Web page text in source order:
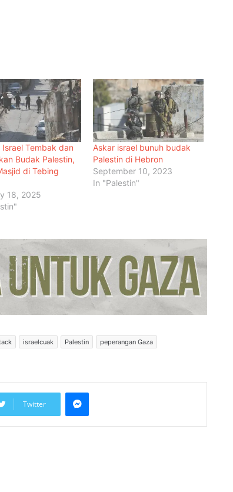
Israel Tembak dan
Budak Palestin,
di Tebing
18, 2025
Askar israel bunuh budak
Palestin di Hebron
September 10, 2023
In "Palestin"
israelcuak Palestin
peperangan Gaza
Twitter
Menteri Arab dan Islam Bersetuju
Wujud Mekanisme Tetap
Dokumentasi Pelanggaran Israel di
Baitulmaqdis Timur
Hampir 20 Negara Islam
Pertimbang Tindakan Kolektif
Aqsa
Penduduk Berpindah Keluar
Mesir Desak Pembukaan
Sempadan Rafah, Israel Tegas